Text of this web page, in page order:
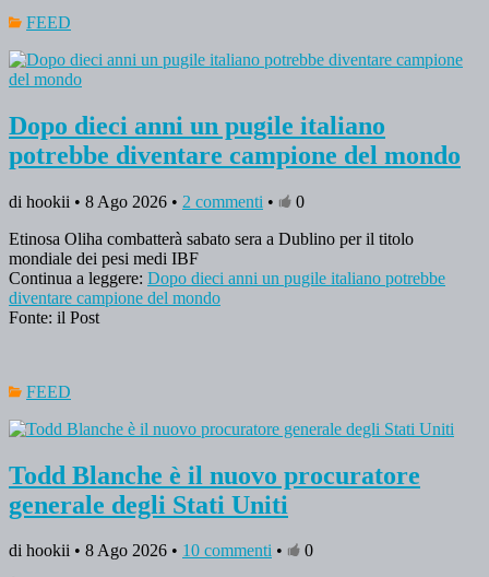
FEED
Dopo dieci anni un pugile italiano
potrebbe diventare campione del mondo
di hookii • 8 Ago 2026 • 2 commenti •
0
Etinosa Oliha combatterà sabato sera a Dublino per il titolo
mondiale dei pesi medi IBF
Continua a leggere: Dopo dieci anni un pugile italiano potrebbe
diventare campione del mondo
Fonte: il Post
FEED
Todd Blanche è il nuovo procuratore
generale degli Stati Uniti
di hookii • 8 Ago 2026 • 10 commenti •
0